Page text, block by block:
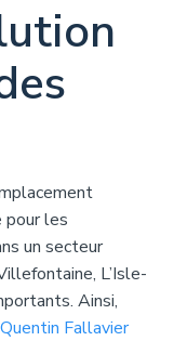
pour les
un secteur
L’Isle-
Ainsi,
Fallavier